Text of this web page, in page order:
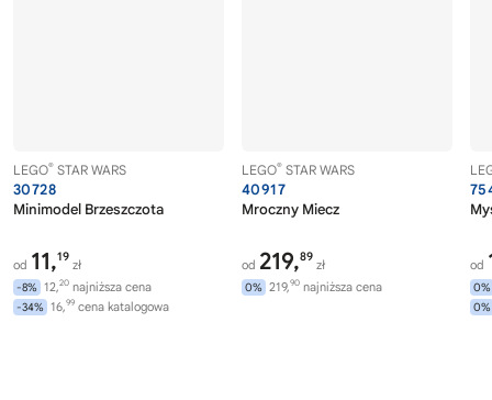
LEGO® STAR WARS
30728
Minimodel Brzeszczota
od 11,19
zł
-8% 12,20 najniższa cena
-34% 16,99 cena katalogowa
LEGO® STAR WARS
40917
Mroczny Miecz
od 219,89
zł
0% 219,90 najniższa cena
od
0%
0%